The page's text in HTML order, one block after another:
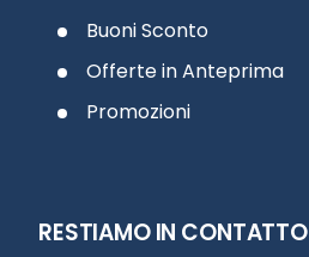
Buoni Sconto
Offerte in Anteprima
Promozioni
RESTIAMO IN CONTATTO